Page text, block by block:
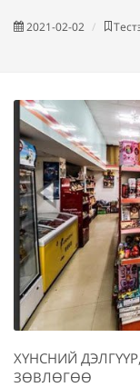
2021-02-02
ХҮНСНИЙ
ЗӨВЛӨГӨӨ